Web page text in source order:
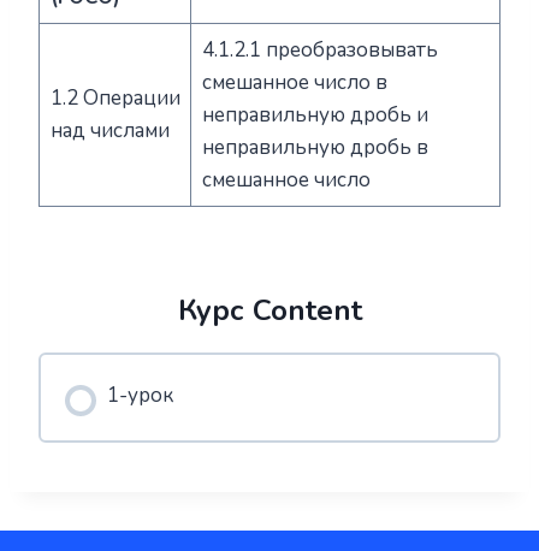
1.2 Операции
над числами
4.1.2.1 преобразовывать
смешанное число в
неправильную дробь и
неправильную дробь в
смешанное число
Курс Content
1-урок